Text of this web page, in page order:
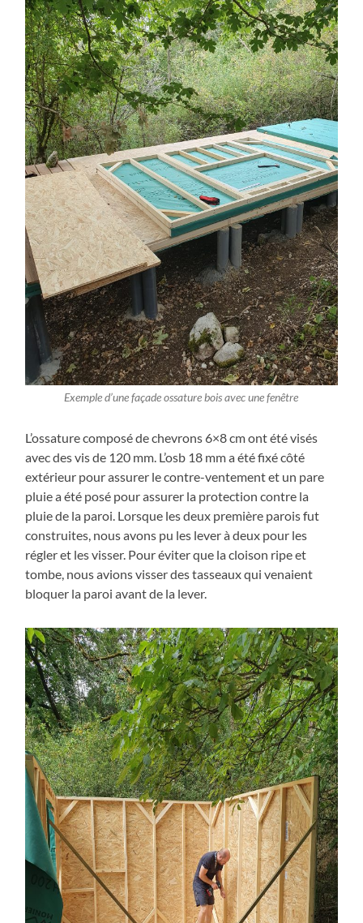
Exemple d’une façade ossature bois avec une fenêtre
L’ossature composé de chevrons 6×8 cm ont été visés
avec des vis de 120 mm. L’osb 18 mm a été fixé côté
extérieur pour assurer le contre-ventement et un pare
pluie a été posé pour assurer la protection contre la
pluie de la paroi. Lorsque les deux première parois fut
construites, nous avons pu les lever à deux pour les
régler et les visser. Pour éviter que la cloison ripe et
tombe, nous avions visser des tasseaux qui venaient
bloquer la paroi avant de la lever.